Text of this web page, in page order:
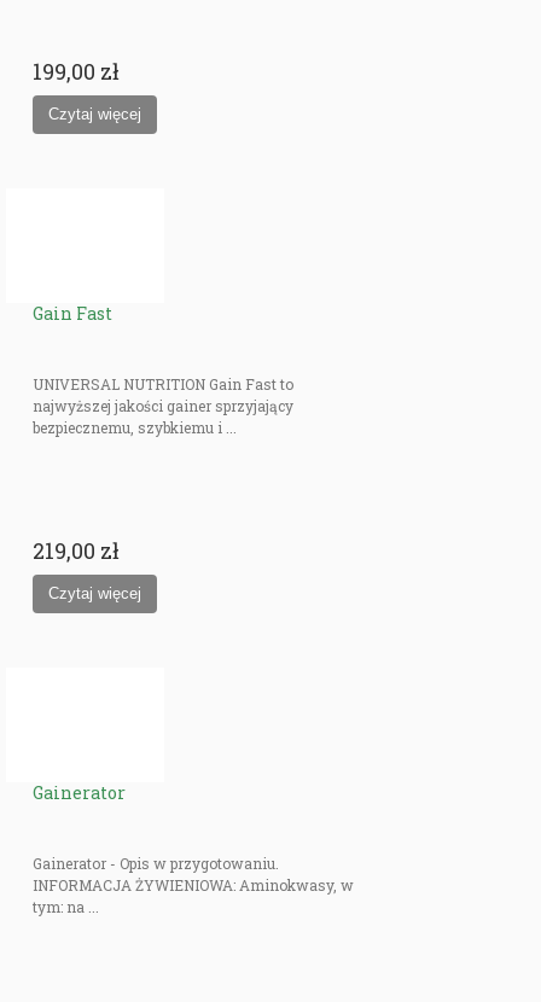
199,00 zł
Gain Fast
UNIVERSAL NUTRITION Gain Fast to
najwyższej jakości gainer sprzyjający
bezpiecznemu, szybkiemu i ...
219,00 zł
Gainerator
Gainerator - Opis w przygotowaniu.
INFORMACJA ŻYWIENIOWA: Aminokwasy, w
tym: na ...